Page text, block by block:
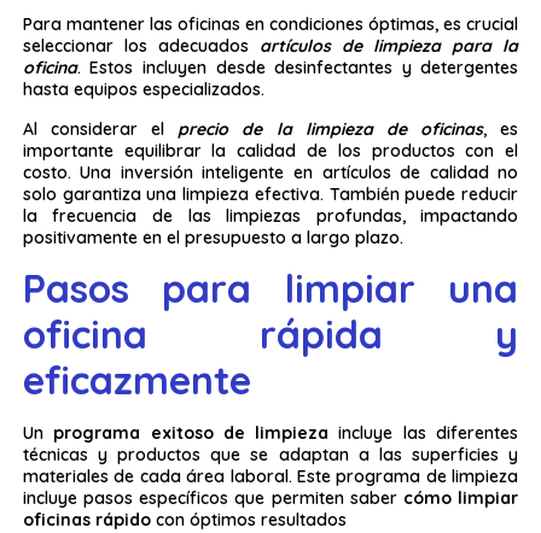
Para mantener las oficinas en condiciones óptimas, es crucial
seleccionar los adecuados artículos de limpieza para la
oficina. Estos incluyen desde desinfectantes y detergentes
hasta equipos especializados.
Al considerar el precio de la limpieza de oficinas, es
importante equilibrar la calidad de los productos con el
costo. Una inversión inteligente en artículos de calidad no
solo garantiza una limpieza efectiva. También puede reducir
la frecuencia de las limpiezas profundas, impactando
positivamente en el presupuesto a largo plazo.
Pasos para limpiar una
oficina rápida y
eficazmente
Un programa exitoso de limpieza incluye las diferentes
técnicas y productos que se adaptan a las superficies y
materiales de cada área laboral. Este programa de limpieza
incluye pasos específicos que permiten saber cómo limpiar
oficinas rápidocon óptimos resultados